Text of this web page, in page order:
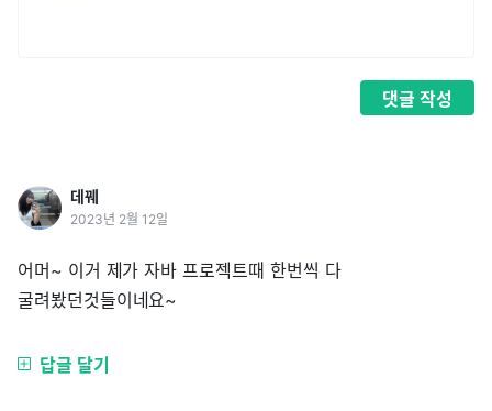
댓글 작성
데꿰
2023년 2월 12일
어머~ 이거 제가 자바 프로젝트때 한번씩 다
굴려봤던것들이네요~
답글 달기